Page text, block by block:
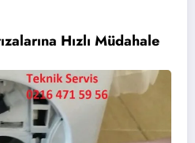
Hızlı Müdahale